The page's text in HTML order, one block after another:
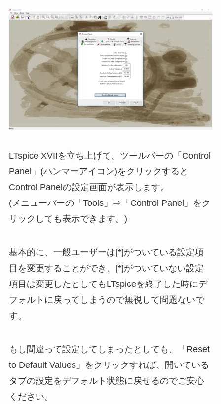
LTspice XVIIを立ち上げて、ツールバーの「Control
Panel」(ハンマーアイコン)をクリックすると
Control Panelの設定画面が表示します。
(メニューバーの「Tools」⇒「Control Panel」をク
リックしても表示できます。)
基本的に、一般ユーザーは[*]がついている設定項
目を変更することができ、[*]がついていない設定
項目は変更したとしてもLTspiceを終了した時にデ
フォルトに戻ってしまうので無視して問題ないで
す。
もし間違って設定してしまったとしても、「Reset
to Default Values」をクリックすれば、開いている
タブの設定をデフォルト状態に戻せるのでご安心
ください。